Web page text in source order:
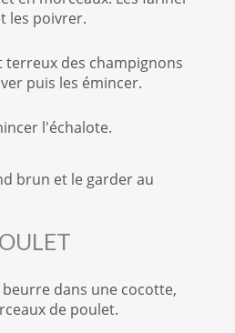
les poivrer.
terreux des champignons
puis les émincer.
l'échalote.
brun et le garder au
dans une cocotte,
de poulet.